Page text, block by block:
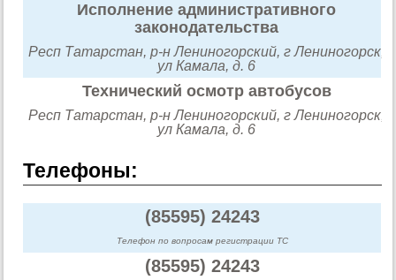
Исполнение административного
законодательства
Респ Татарстан, р-н Лениногорский, г Лениногорск,
ул Камала, д. 6
Технический осмотр автобусов
Респ Татарстан, р-н Лениногорский, г Лениногорск,
ул Камала, д. 6
Телефоны:
(85595) 24243
Телефон по вопросам регистрации ТС
(85595) 24243